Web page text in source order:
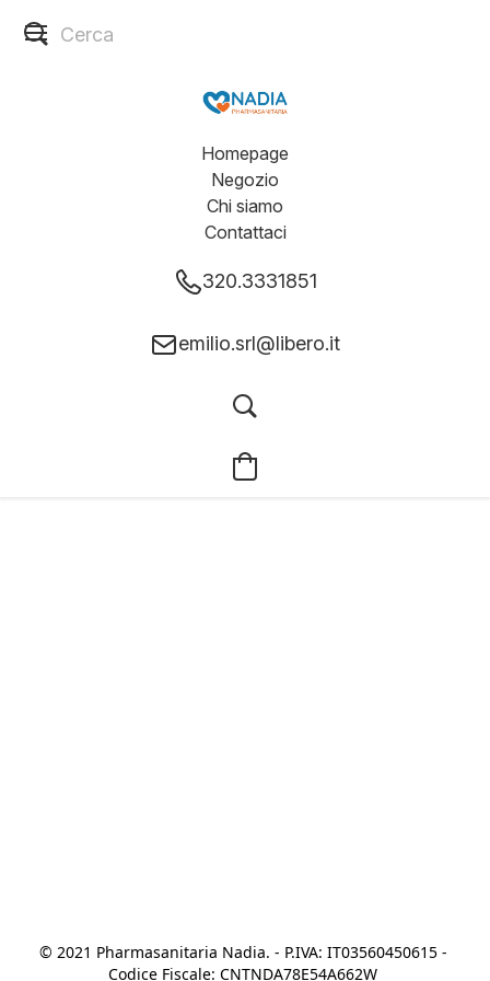
Homepage
Negozio
Chi siamo
Contattaci
320.3331851
emilio.srl@libero.it
© 2021 Pharmasanitaria Nadia. - P.IVA: IT03560450615 -
Codice Fiscale: CNTNDA78E54A662W